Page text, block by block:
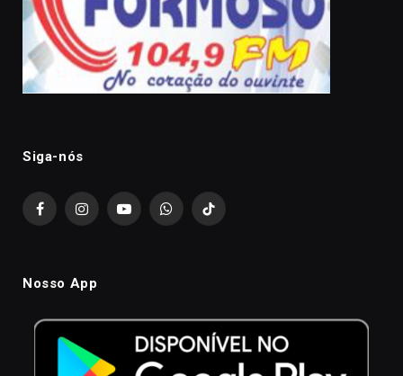
Siga-nós
FacebookInstagramYouTubeWhatsAppTikTok
Nosso App